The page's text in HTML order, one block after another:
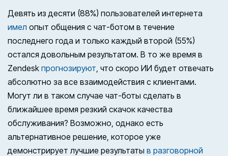
Девять из десяти (88%) пользователей интернета
имел опыт общения с чат-ботом в течение
последнего года и только каждый второй (55%)
остался довольным результатом. В то же время в
Zendesk прогнозируют , что скоро ИИ будет отвечать
абсолютно за все взаимодействия с клиентами.
Могут ли в таком случае чат-боты сделать в
ближайшее время резкий скачок качества
обслуживания? Возможно, однако есть
альтернативное решение, которое уже
демонстрирует лучшие результаты в разговорной